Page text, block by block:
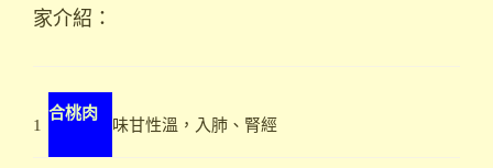
家介紹：
1
合桃肉
味甘性溫，入肺、腎經